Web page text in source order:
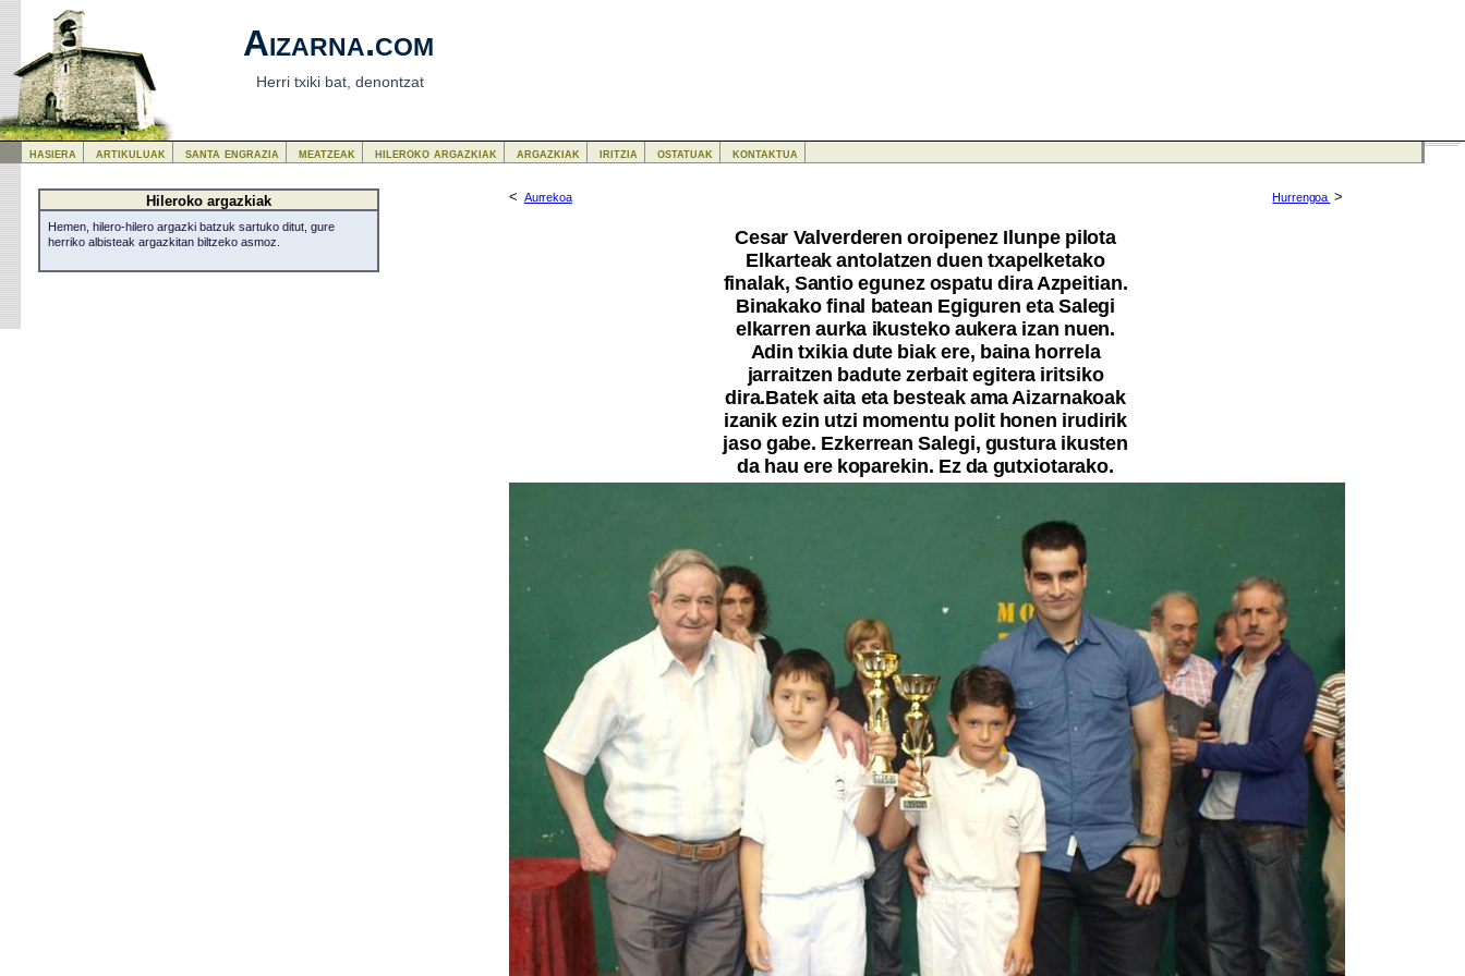
Aizarna.com
Herri txiki bat, denontzat
< Aurrekoa
Cesar Valverderen oroipenez Ilunpe pilota
Elkarteak antolatzen duen txapelketako
finalak, Santio egunez ospatu dira Azpeitian.
Binakako final batean Egiguren eta Salegi
elkarren aurka ikusteko aukera izan nuen.
Adin txikia dute biak ere, baina horrela
jarraitzen badute zerbait egitera iritsiko
dira.Batek aita eta besteak ama Aizarnakoak
izanik ezin utzi momentu polit honen irudirik
jaso gabe. Ezkerrean Salegi, gustura ikusten
da hau ere koparekin. Ez da gutxiotarako.
Hurrengoa >
Hileroko argazkiak
Hemen, hilero-hilero argazki batzuk sartuko ditut, gure
herriko albisteak argazkitan biltzeko asmoz.
hasiera artikuluak santa engrazia meatzeak hileroko argazkiak argazkiak iritzia ostatuak kontaktua